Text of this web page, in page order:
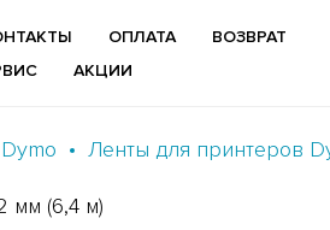
ОПЛАТА
ВОЗВРАТ
АКЦИИ
Ленты для принтеров
мм (6,4 м)